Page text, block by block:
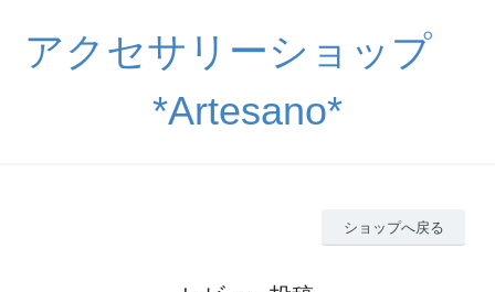
アクセサリーショップ
*Artesano*
ショップへ戻る